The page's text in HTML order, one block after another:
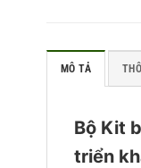
MÔ TẢ
Bộ Kit
triển